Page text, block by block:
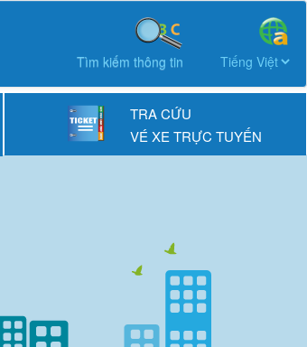
Tìm kiếm thông tin
TRA CỨU
VÉ XE TRỰC TUYẾN